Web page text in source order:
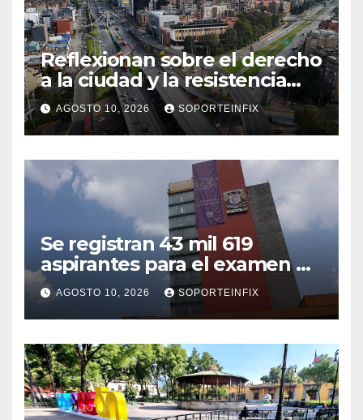
Reflexionan sobre el derecho
a la ciudad y la resistencia
desde el barrio
AGOSTO 10, 2026 SOPORTEINFIX
Se registran 43 mil 619
aspirantes para el examen de
ingreso a la UNAM
AGOSTO 10, 2026 SOPORTEINFIX